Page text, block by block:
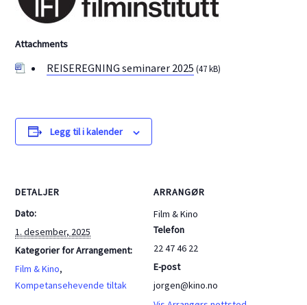
Attachments
REISEREGNING seminarer 2025 (47 kB)
Legg til i kalender
DETALJER
Dato:
1. desember, 2025
Kategorier for Arrangement:
Film & Kino,
Kompetansehevende tiltak
ARRANGØR
Film & Kino
Telefon
22 47 46 22
E-post
jorgen@kino.no